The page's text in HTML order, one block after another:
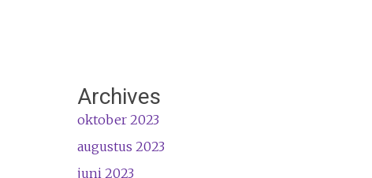
Archives
oktober 2023
augustus 2023
juni 2023